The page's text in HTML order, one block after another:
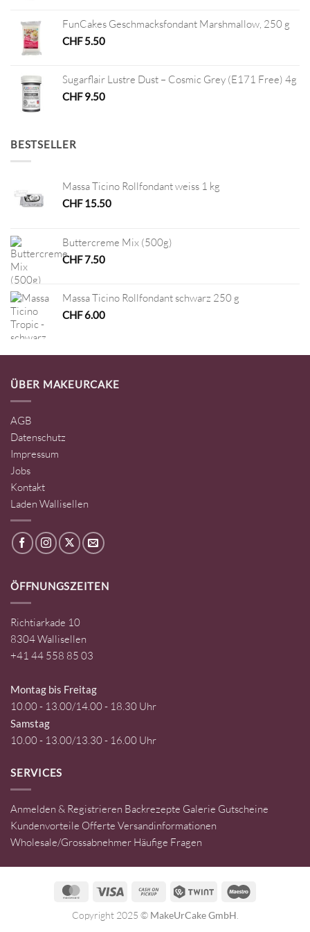
FunCakes Geschmacksfondant Marshmallow, 250 g
CHF5.50
Sugarflair Lustre Dust – Cosmic Grey (E171 Free) 4g
CHF9.50
BESTSELLER
Massa Ticino Rollfondant weiss 1 kg
CHF15.50
Buttercreme Mix (500g)
CHF7.50
Massa Ticino Rollfondant schwarz 250 g
CHF6.00
ÜBER MAKEURCAKE
AGB
Datenschutz
Impressum
Jobs
Kontakt
Laden Wallisellen
ÖFFNUNGSZEITEN
Richtiarkade 10
8304 Wallisellen
+41 44 558 85 03
Montag bis Freitag
10.00 - 13.00/14.00 - 18.30 Uhr
Samstag
10.00 - 13.00/13.30 - 16.00 Uhr
SERVICES
Anmelden & Registrieren Backrezepte Galerie Gutscheine
Kundenvorteile Offerte Versandinformationen
Wholesale/Grossabnehmer Häufige Fragen
MasterCardVisa
Cash
Pickup
Twint
Copyright 2025 © MakeUrCake GmbH